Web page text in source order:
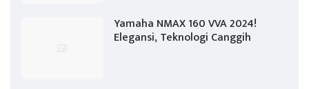
Yamaha NMAX 160 VVA 2024!
Elegansi, Teknologi Canggih